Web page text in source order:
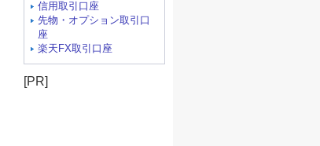
信用取引口座
先物・オプション取引口
座
楽天FX取引口座
[PR]